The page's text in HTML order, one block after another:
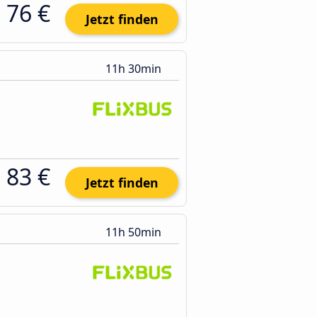
76 € Jetzt finden
11h 30min
83 € Jetzt finden
11h 50min